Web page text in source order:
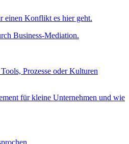
einen Konflikt es hier geht.
Business-Mediation.
Prozesse oder Kulturen
für kleine Unternehmen und wie